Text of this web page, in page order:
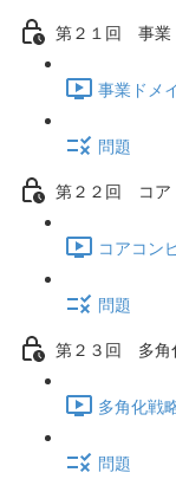
第２１回 事業
事業ドメ
問題
第２２回 コア
コアコン
問題
第２３回 多角
多角化戦
問題